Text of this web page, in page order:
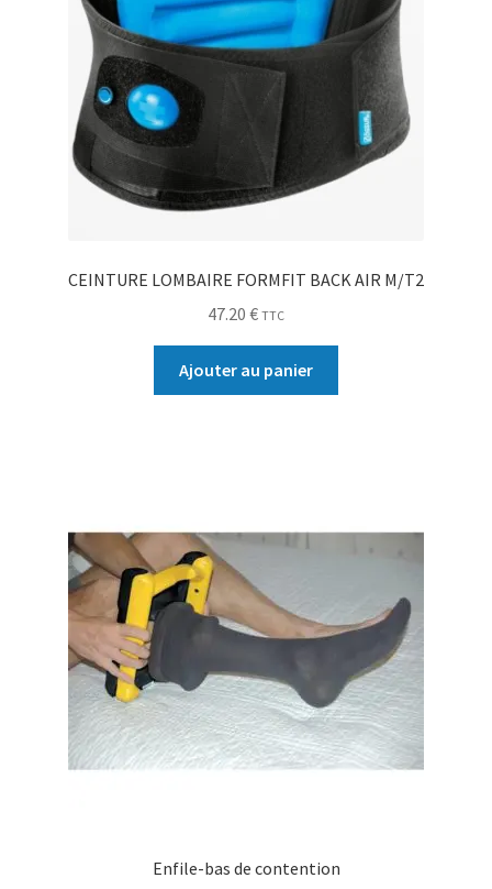
CEINTURE LOMBAIRE FORMFIT BACK AIR M/T2
47.20 € TTC
Ajouter au panier
Enfile-bas de contention